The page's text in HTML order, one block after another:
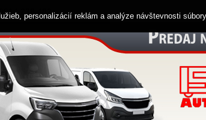
238 482
personalizácií reklám a analýze návštevnosti